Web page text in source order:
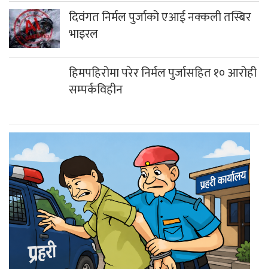
दिवंगत निर्मल पुर्जाको एआई नक्कली तस्बिर
भाइरल
हिमपहिरोमा परेर निर्मल पुर्जासहित १० आरोही
सम्पर्कविहीन